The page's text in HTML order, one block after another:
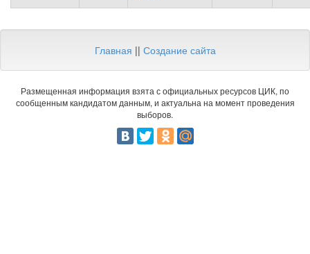
Главная || Создание сайта
Размещенная информация взята с официальных ресурсов ЦИК, по
сообщенным кандидатом данным, и актуальна на момент проведения
выборов.